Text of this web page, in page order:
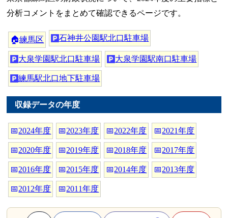
分析コメントをまとめて確認できるページです。
🏠練馬区 石神井公園駅北口駐車場
大泉学園駅北口駐車場 大泉学園駅南口駐車場
練馬駅北口地下駐車場
収録データの年度
📅2024年度 📅2023年度 📅2022年度 📅2021年度
📅2020年度 📅2019年度 📅2018年度 📅2017年度
📅2016年度 📅2015年度 📅2014年度 📅2013年度
📅2012年度 📅2011年度